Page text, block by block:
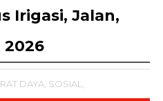
Irigasi, Jalan,
2026
DAYA, SOSIAL,